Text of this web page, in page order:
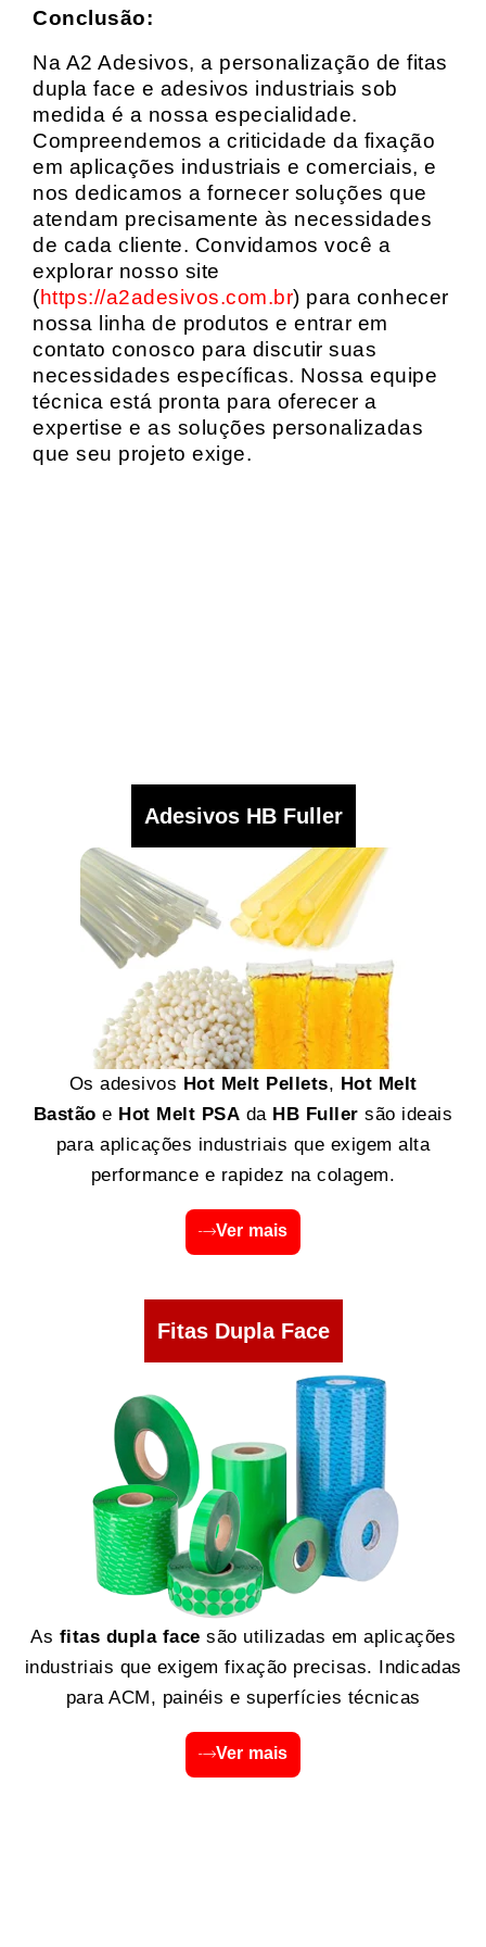
Conclusão:
Na A2 Adesivos, a personalização de fitas
dupla face e adesivos industriais sob
medida é a nossa especialidade.
Compreendemos a criticidade da fixação
em aplicações industriais e comerciais, e
nos dedicamos a fornecer soluções que
atendam precisamente às necessidades
de cada cliente. Convidamos você a
explorar nosso site
(https://a2adesivos.com.br) para conhecer
nossa linha de produtos e entrar em
contato conosco para discutir suas
necessidades específicas. Nossa equipe
técnica está pronta para oferecer a
expertise e as soluções personalizadas
que seu projeto exige.
Adesivos HB Fuller
Os adesivos Hot Melt Pellets, Hot Melt
Bastão e Hot Melt PSA da HB Fuller são ideais
para aplicações industriais que exigem alta
performance e rapidez na colagem.
Ver mais
Fitas Dupla Face
As fitas dupla face são utilizadas em aplicações
industriais que exigem fixação precisas. Indicadas
para ACM, painéis e superfícies técnicas
Ver mais